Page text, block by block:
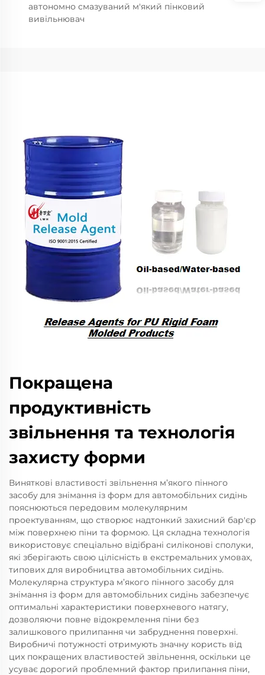
автономно смазуваний м'який пінковий
вивільнювач
Покращена
продуктивність
звільнення та технологія
захисту форми
Виняткові властивості звільнення м’якого пінного
засобу для знімання із форм для автомобільних сидінь
пояснюються передовим молекулярним
проектуванням, що створює надтонкий захисний бар'єр
між поверхнею піни та формою. Ця складна технологія
використовує спеціально відібрані силіконові сполуки,
які зберігають свою цілісність в екстремальних умовах,
типових для виробництва автомобільних сидінь.
Молекулярна структура м’якого пінного засобу для
знімання із форм для автомобільних сидінь забезпечує
оптимальні характеристики поверхневого натягу,
дозволяючи повне відокремлення піни без
залишкового прилипання чи забруднення поверхні.
Виробничі потужності отримують значну користь від
цих покращених властивостей звільнення, оскільки це
усуває дорогий проблемний фактор прилипання піни,